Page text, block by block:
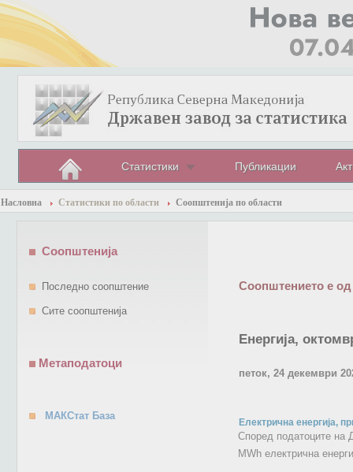
Статистики Публикации
Насловна Статистики по области Соопштенија по области
Соопштението е од
Енергија,
петок, 24 декември
Електрична енергија,
Според податоците на
МWh електрична
Соопштенија
Последно соопштение
Сите соопштенија
Метаподатоци
МАКСтат База